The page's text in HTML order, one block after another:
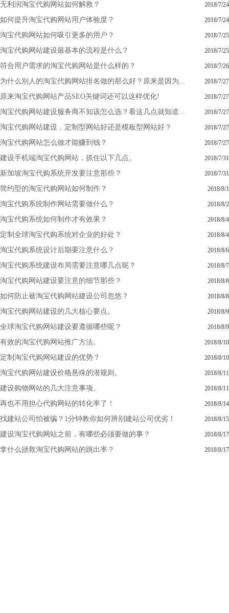
无利润淘宝代购网站如何解救？ 2018/7/24
如何提升淘宝代购网站用户体验度？ 2018/7/24
淘宝代购网站如何吸引更多的用户？ 2018/7/25
淘宝代购网站建设最基本的流程是什么？ 2018/7/25
符合用户需求的淘宝代购网站是什么样的？ 2018/7/26
为什么别人的淘宝代购网站排名做的那么好？原来是因为... 2018/7/27
原来淘宝代购网站产品SEO关键词还可以这样优化! 2018/7/27
淘宝代购网站建设服务商不知该怎么选？看这几点就知道... 2018/7/27
淘宝代购网站建设，定制型网站好还是模板型网站好？ 2018/7/27
淘宝代购网站怎么做才能赚到钱？ 2018/7/27
建设手机端淘宝代购网站，抓住以下几点。 2018/7/31
新加坡淘宝代购系统开发要注意那些？ 2018/7/31
简约型的淘宝代购网站如何制作？ 2018/8/1
淘宝代购系统制作网站需要做什么？ 2018/8/2
淘宝代购系统如何制作才有效果？ 2018/8/4
定制全球淘宝代购系统对企业的好处？ 2018/8/4
淘宝代购系统设计后期要注意什么？ 2018/8/6
淘宝代购系统建设布局需要注意哪几点呢？ 2018/8/7
淘宝代购网站建设要注意的细节那些？ 2018/8/8
如何防止被淘宝代购网站建设公司忽悠？ 2018/8/8
淘宝代购网站建设的几大核心要点。 2018/8/9
全球淘宝代购网站建设要遵循哪些呢？ 2018/8/9
有效的淘宝代购网站推广方法。 2018/8/10
定制淘宝代购网站建设的优势？ 2018/8/10
淘宝代购网站建设价格悬殊的潜规则。 2018/8/11
建设购物网站的几大注意事项。 2018/8/11
再也不用担心代购网站的转化率了！ 2018/8/14
找建站公司怕被骗？1分钟教你如何辨别建站公司优劣！ 2018/8/15
建设淘宝代购网站之前，有哪些必须要做的事？ 2018/8/17
拿什么拯救淘宝代购网站的跳出率？ 2018/8/17